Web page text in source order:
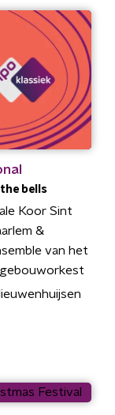
bells
Koor Sint
&
van het